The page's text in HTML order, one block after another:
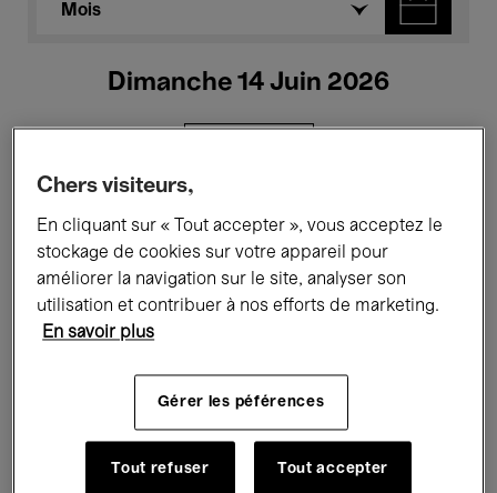
Mois
Dimanche 14 Juin 2026
Tous les événements Concerts
Expositions Performances
Rencontres & Débats
Musique classique Global Music
Chers visiteurs,
En cliquant sur « Tout accepter », vous acceptez le
stockage de cookies sur votre appareil pour
améliorer la navigation sur le site, analyser son
utilisation et contribuer à nos efforts de marketing.
En savoir plus
Gérer les péférences
Tout refuser Tout accepter